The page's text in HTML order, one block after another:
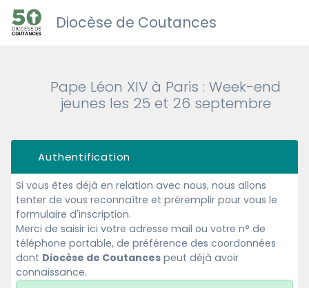
Diocèse de Coutances
Pape Léon XIV à Paris : Week-end
jeunes les 25 et 26 septembre
Authentification
Si vous êtes déjà en relation avec nous, nous allons
tenter de vous reconnaître et préremplir pour vous le
formulaire d'inscription.
Merci de saisir ici votre adresse mail ou votre n° de
téléphone portable, de préférence des coordonnées
dont Diocèse de Coutances peut déjà avoir
connaissance.